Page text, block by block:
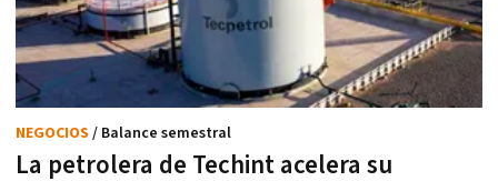
La petrolera de Techint acelera su
NEGOCIOS / Balance semestral